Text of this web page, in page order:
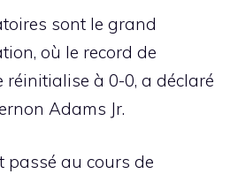
sont le grand
où le record de
réinitialise à 0-0, a déclaré
Adams Jr.
passé au cours de